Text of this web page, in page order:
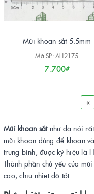
Mũi khoan sắt 5.5mm
Mã SP: AH2175
7.700₫
«
Mũi khoan sắt như đã nói
mũi khoan dùng để khoan
trung bình, được ký hiệu là
Thành phần chủ yếu của
cao, chịu nhiệt độ tốt.